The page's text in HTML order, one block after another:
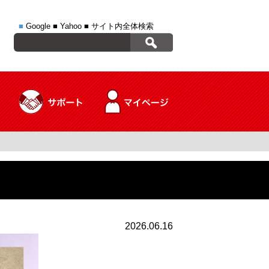
■ Google ■ Yahoo ■ サイト内全体検索
2026.06.16